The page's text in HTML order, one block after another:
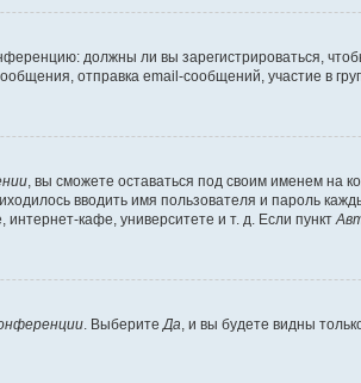
должны ли вы зарегистрироваться,
отправка email-сообщений, участие в
, вы сможете оставаться под своим именем на
вводить имя пользователя и пароль
кафе, университете и т. д. Если пункт
. Выберите Да , и вы будете видны